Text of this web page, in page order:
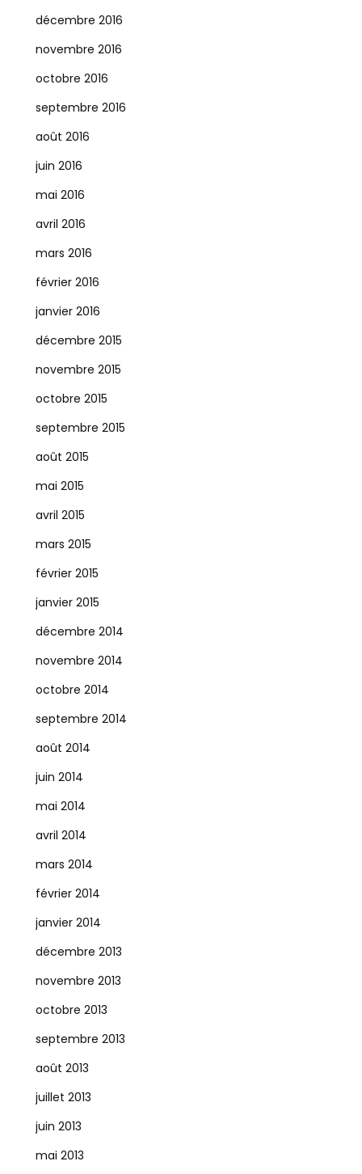
décembre 2016
novembre 2016
octobre 2016
septembre 2016
août 2016
juin 2016
mai 2016
avril 2016
mars 2016
février 2016
janvier 2016
décembre 2015
novembre 2015
octobre 2015
septembre 2015
août 2015
mai 2015
avril 2015
mars 2015
février 2015
janvier 2015
décembre 2014
novembre 2014
octobre 2014
septembre 2014
août 2014
juin 2014
mai 2014
avril 2014
mars 2014
février 2014
janvier 2014
décembre 2013
novembre 2013
octobre 2013
septembre 2013
août 2013
juillet 2013
juin 2013
mai 2013